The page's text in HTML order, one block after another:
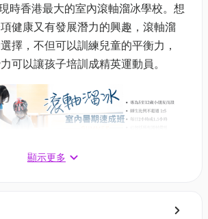
時香港最大的室內滾軸溜冰學校。想
健康又有發展潛力的興趣，滾軸溜
擇，不但可以訓練兒童的平衡力，
可以讓孩子培訓成精英運動員。
顯示更多